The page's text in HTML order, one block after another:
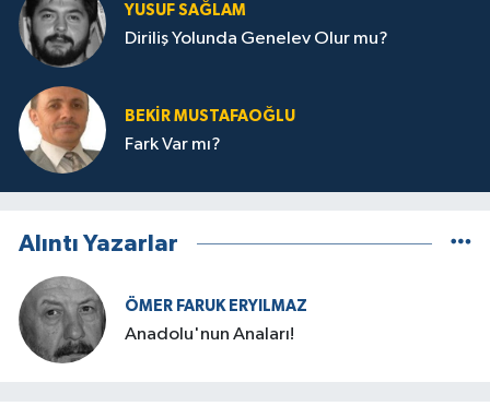
YUSUF SAĞLAM
Diriliş Yolunda Genelev Olur mu?
BEKIR MUSTAFAOĞLU
Fark Var mı?
Alıntı Yazarlar
ÖMER FARUK ERYILMAZ
Anadolu'nun Anaları!